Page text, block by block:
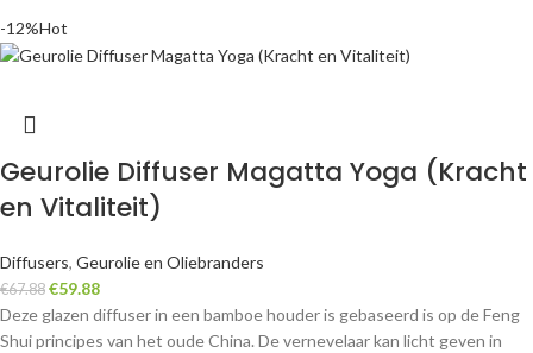
-12%Hot
Geurolie Diffuser Magatta Yoga (Kracht
en Vitaliteit)
Diffusers, Geurolie en Oliebranders
€67.88 €59.88
Deze glazen diffuser in een bamboe houder is gebaseerd is op de Feng
Shui principes van het oude China. De vernevelaar kan licht geven in